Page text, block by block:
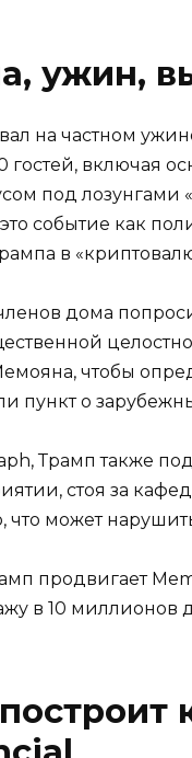
ужин,
на частном
гостей, включая
под лозунгами
событие как
в
дома
чтобы
пункт о
Трамп также
стоя за
что может
продвигает
в 10 миллионов